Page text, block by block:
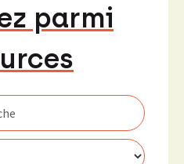
parmi